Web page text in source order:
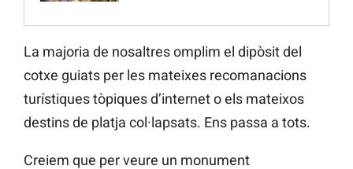
La majoria de nosaltres omplim el dipòsit del
cotxe guiats per les mateixes recomanacions
turístiques tòpiques d’internet o els mateixos
destins de platja col·lapsats. Ens passa a tots.
Creiem que per veure un monument